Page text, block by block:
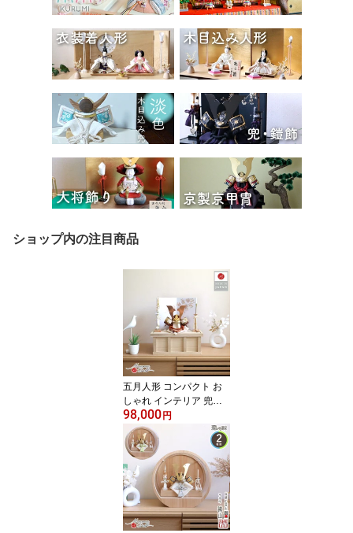
ショップ内の注目商品
五月人形 コンパクト お
しゃれ インテリア 兜飾
り 5月人形 端午の節句 鹿
革 唐草 本印伝ブロンズ
兜 透き漆 共吹き返し 大
鍬形 初節句 増村人形店
MMN2743
98,000 円